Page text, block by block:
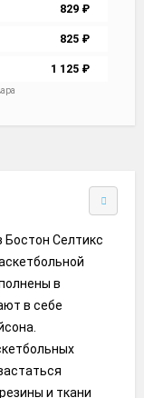
829 ₽
825 ₽
1 125 ₽
Селтикс
в
в себе
и ткани